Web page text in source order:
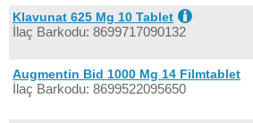
Klavunat 625 Mg 10 Tablet
İlaç Barkodu: 8699717090132
Augmentin Bid 1000 Mg 14 Filmtablet
İlaç Barkodu: 8699522095650